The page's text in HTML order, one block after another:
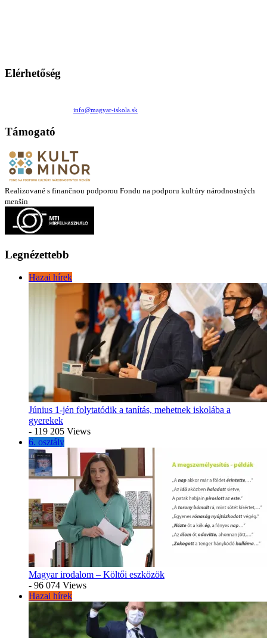
Elérhetőség
info@magyar-iskola.sk
Támogató
Realizované s finančnou podporou Fondu na podporu kultúry národnostných
menšín
Legnézettebb
Hazai hírek
Június 1-jén folytatódik a tanítás, mehetnek iskolába a
gyerekek
- 119 205 Views
6. osztály
Magyar irodalom – Költői eszközök
- 96 074 Views
Hazai hírek